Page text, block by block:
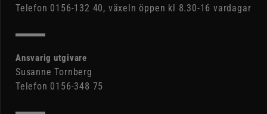
Telefon 0156-132 40, växeln öppen kl 8.30-16 vardagar
Ansvarig utgivare
Susanne Tornberg
Telefon 0156-348 75